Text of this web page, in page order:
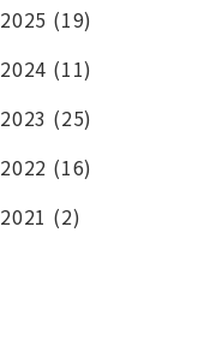
2025 (19)
2024 (11)
2023 (25)
2022 (16)
2021 (2)